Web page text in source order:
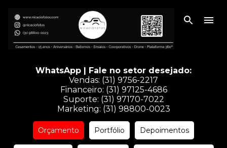
Pular para o conteúdo principal
WhatsApp | Fale no setor desejado:
Vendas: (31) 9756-2217
Financeiro: (31) 97125-4686
Suporte: (31) 97170-7022
Marketing: (31) 98800-0023
Orçamento Portfólio Depoimentos